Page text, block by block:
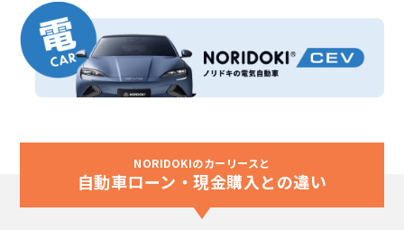
NORIDOKIのカーリースと
自動車ローン・現金購入との違い